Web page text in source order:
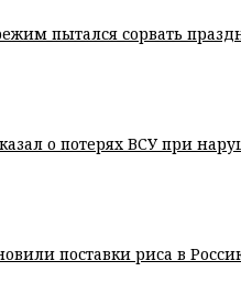
пытался сорвать
о потерях ВСУ при
поставки риса в